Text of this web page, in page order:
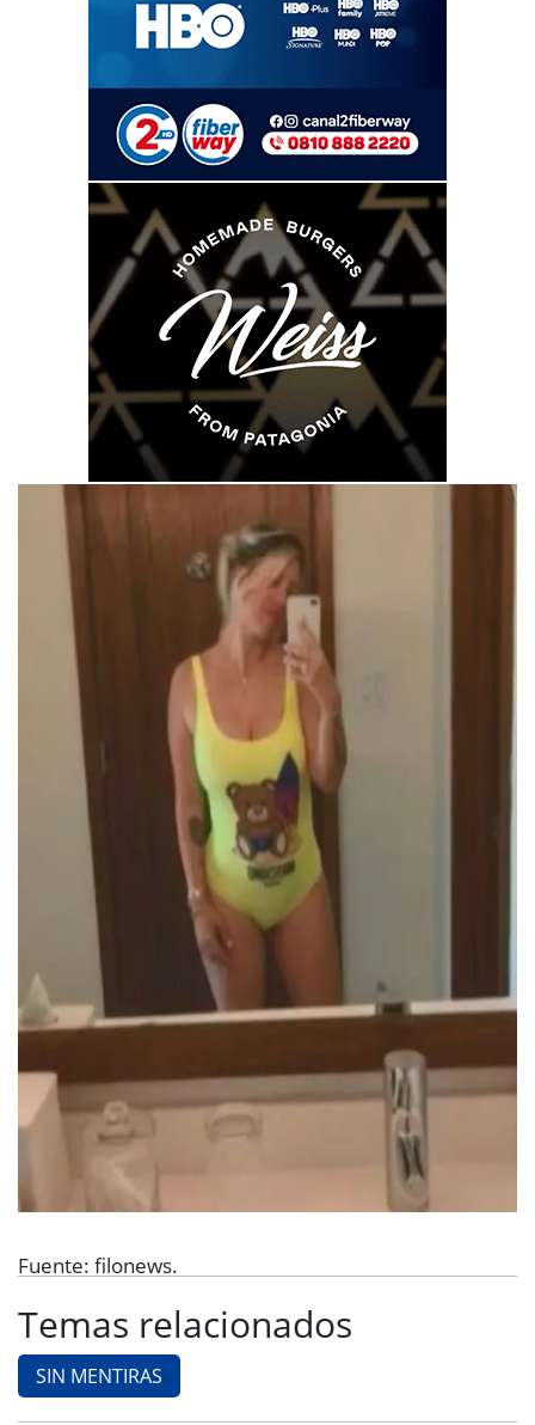
Fuente: filonews.
Temas relacionados
SIN MENTIRAS